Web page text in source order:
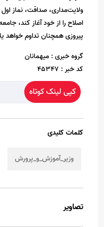
ولایت‌مداری، صداقت، نماز
اصلاح را از خود آغاز کند،
پیروزی همچنان تداوم خواهد
گروه خبری : میهمانان
کد خبر : 45347
کپی لینک کوتاه
کلمات کلیدی
وزیر_آموزش_و_پرورش
تصاویر